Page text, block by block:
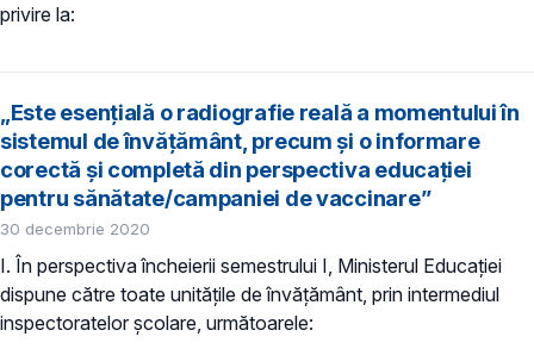
privire la:
„Este esențială o radiografie reală a momentului în
sistemul de învățământ, precum și o informare
corectă și completă din perspectiva educației
pentru sănătate/campaniei de vaccinare”
30 decembrie 2020
I. În perspectiva încheierii semestrului I, Ministerul Educației
dispune către toate unitățile de învățământ, prin intermediul
inspectoratelor școlare, următoarele: